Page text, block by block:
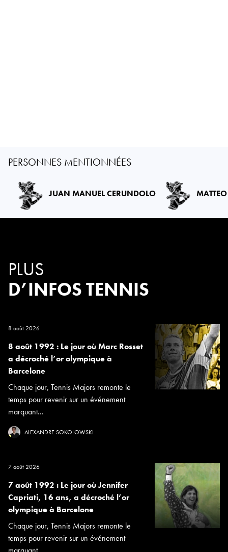
PERSONNES MENTIONNÉES
JUAN MANUEL CERUNDOLO
PLUS
D’INFOS TENNIS
8 août 2026
8 août 1992 : Le jour où Marc Rosset
a décroché l’or olympique à
Barcelone
Chaque jour, Tennis Majors remonte le
temps pour revenir sur un événement
marquant...
ALEXANDRE SOKOLOWSKI
7 août 2026
7 août 1992 : Le jour où Jennifer
Capriati, 16 ans, a décroché l’or
olympique à Barcelone
Chaque jour, Tennis Majors remonte le
temps pour revenir sur un événement